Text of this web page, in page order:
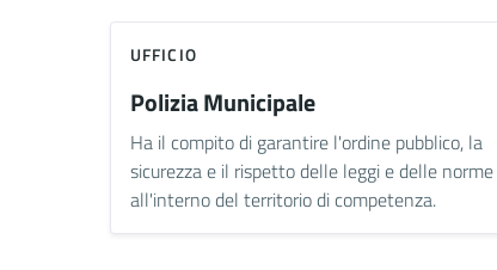
UFFICIO
Polizia Municipale
Ha il compito di garantire l'ordine pubblico, la
sicurezza e il rispetto delle leggi e delle norme
all'interno del territorio di competenza.